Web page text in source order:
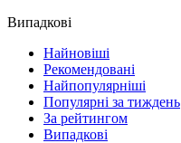
Випадкові
Найновіші
Рекомендовані
Найпопулярніші
Популярні за тиждень
За рейтингом
Випадкові